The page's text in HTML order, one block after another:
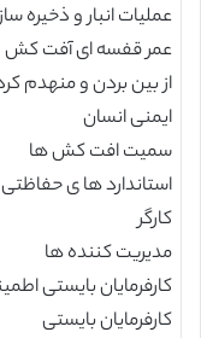
عملیات انبار و ذخیره
عمر قفسه ای آفت کش
از بین بردن و منهدم
ایمنی انسان
سمیت افت کش ها
استاندارد ها ی حفاظتی
کارگر
مدیریت کننده ها
کارفرمایان بایستی
کارفرمایان بایستی